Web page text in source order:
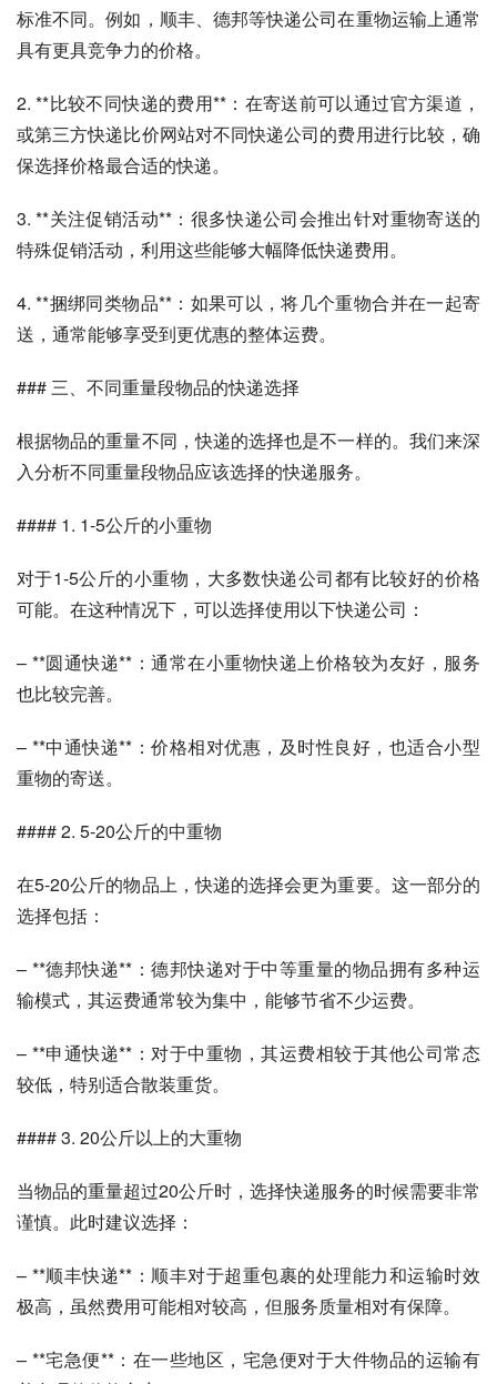
标准不同。例如，顺丰、德邦等快递公司在重物运输上通常
具有更具竞争力的价格。
2. **比较不同快递的费用**：在寄送前可以通过官方渠道，
或第三方快递比价网站对不同快递公司的费用进行比较，确
保选择价格最合适的快递。
3. **关注促销活动**：很多快递公司会推出针对重物寄送的
特殊促销活动，利用这些能够大幅降低快递费用。
4. **捆绑同类物品**：如果可以，将几个重物合并在一起寄
送，通常能够享受到更优惠的整体运费。
### 三、不同重量段物品的快递选择
根据物品的重量不同，快递的选择也是不一样的。我们来深
入分析不同重量段物品应该选择的快递服务。
#### 1. 1-5公斤的小重物
对于1-5公斤的小重物，大多数快递公司都有比较好的价格
可能。在这种情况下，可以选择使用以下快递公司：
– **圆通快递**：通常在小重物快递上价格较为友好，服务
也比较完善。
– **中通快递**：价格相对优惠，及时性良好，也适合小型
重物的寄送。
#### 2. 5-20公斤的中重物
在5-20公斤的物品上，快递的选择会更为重要。这一部分的
选择包括：
– **德邦快递**：德邦快递对于中等重量的物品拥有多种运
输模式，其运费通常较为集中，能够节省不少运费。
– **申通快递**：对于中重物，其运费相较于其他公司常态
较低，特别适合散装重货。
#### 3. 20公斤以上的大重物
当物品的重量超过20公斤时，选择快递服务的时候需要非常
谨慎。此时建议选择：
– **顺丰快递**：顺丰对于超重包裹的处理能力和运输时效
极高，虽然费用可能相对较高，但服务质量相对有保障。
– **宅急便**：在一些地区，宅急便对于大件物品的运输有